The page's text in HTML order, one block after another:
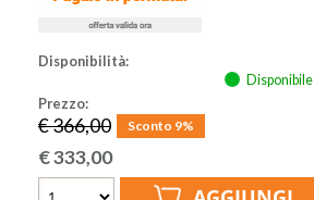
Disponibilità:
Disponibile
Prezzo:
€ 366,00 Sconto 9%
€333,00